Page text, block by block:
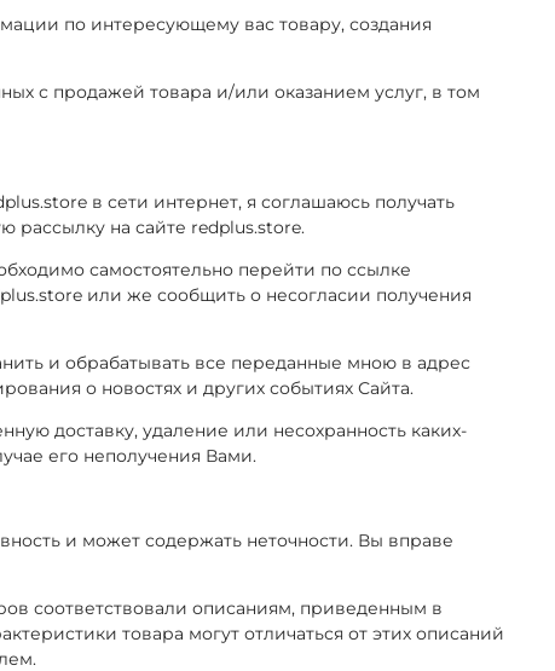
по интересующему вас товару, создания
с продажей товара и/или оказанием услуг, в том
в сети интернет, я соглашаюсь получать
на сайте redplus.store.
самостоятельно перейти по ссылке
или же сообщить о несогласии получения
и обрабатывать все переданные мною в адрес
о новостях и других событиях Сайта.
доставку, удаление или несохранность каких-
его неполучения Вами.
и может содержать неточности. Вы вправе
соответствовали описаниям, приведенным в
товара могут отличаться от этих описаний